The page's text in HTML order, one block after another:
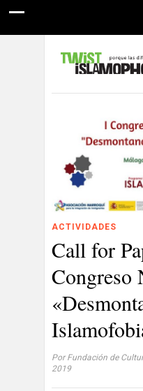
ACTIVIDADES
Call for
Congreso
Por Fundación de
2019